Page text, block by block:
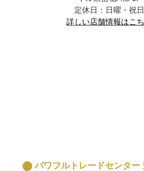
定休日：日曜・祝日
詳しい店舗情報はこ
パワフルトレードセンター